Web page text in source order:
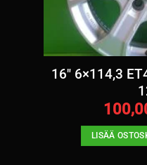
16″ 6×114,3
LISÄÄ